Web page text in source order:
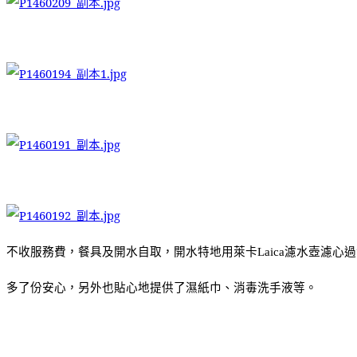
不收服務費，餐具及開水自取，開水特地用萊卡Laica濾水壺濾心
多了份安心，另外也貼心地提供了濕紙巾、消毒洗手液等。